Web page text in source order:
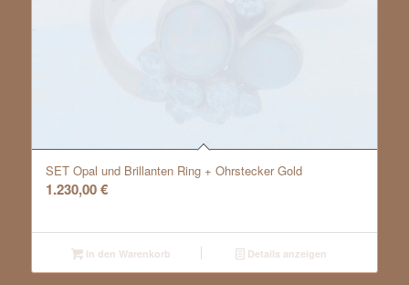
SET Opal und Brillanten Ring + Ohrstecker Gold
1.230,00€
In den Warenkorb Details anzeigen